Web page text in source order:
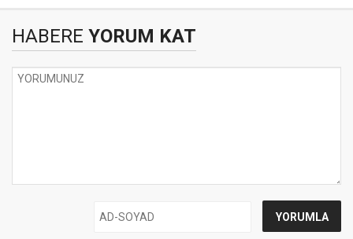
HABERE YORUM KAT